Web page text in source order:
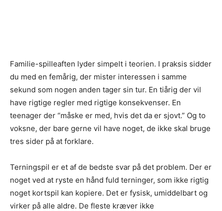
Familie-spilleaften lyder simpelt i teorien. I praksis sidder
du med en femårig, der mister interessen i samme
sekund som nogen anden tager sin tur. En tiårig der vil
have rigtige regler med rigtige konsekvenser. En
teenager der “måske er med, hvis det da er sjovt.” Og to
voksne, der bare gerne vil have noget, de ikke skal bruge
tres sider på at forklare.
Terningspil er et af de bedste svar på det problem. Der er
noget ved at ryste en hånd fuld terninger, som ikke rigtig
noget kortspil kan kopiere. Det er fysisk, umiddelbart og
virker på alle aldre. De fleste kræver ikke